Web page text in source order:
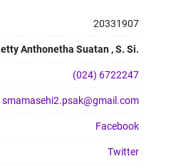
20331907
Anthonetha Suatan , S. Si.
(024) 6722247
smamasehi2.psak@gmail.com
Facebook
Twitter